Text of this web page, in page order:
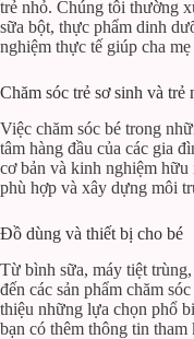
trẻ nhỏ. Chúng tôi thường
sữa bột, thực phẩm dinh
nghiệm thực tế giúp cha
Chăm sóc trẻ sơ sinh và trẻ
Việc chăm sóc bé trong
tâm hàng đầu của các gia
cơ bản và kinh nghiệm hữu
phù hợp và xây dựng môi
Đồ dùng và thiết bị cho bé
Từ bình sữa, máy tiệt
đến các sản phẩm chăm
thiệu những lựa chọn phổ
bạn có thêm thông tin tham